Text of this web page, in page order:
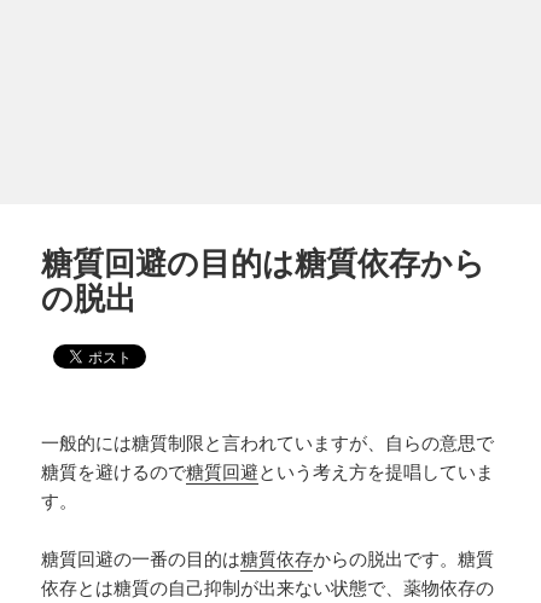
糖質回避の目的は糖質依存から
の脱出
一般的には糖質制限と言われていますが、自らの意思で
糖質を避けるので糖質回避という考え方を提唱していま
す。
糖質回避の一番の目的は糖質依存からの脱出です。糖質
依存とは糖質の自己抑制が出来ない状態で、薬物依存の